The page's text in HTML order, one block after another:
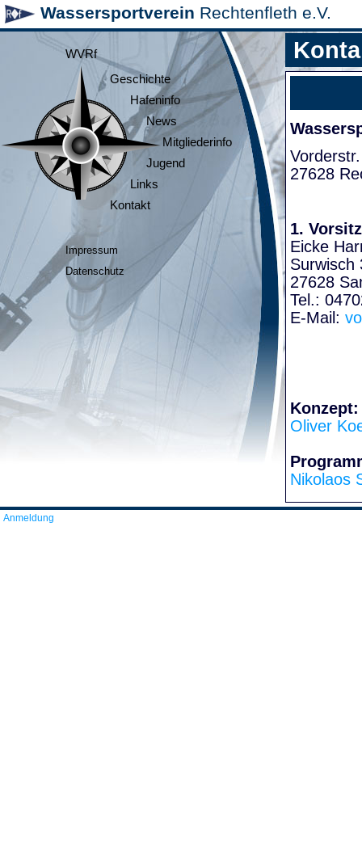
Wassersportverein Rechtenfleth e.V.
WVRf
Geschichte
Hafeninfo
News
Mitgliederinfo
Jugend
Links
Kontakt
Impressum
Datenschutz
27628
1.
Eicke
Surwisch
27628
Tel.:
E-Mail:
Konzept:
Oliver
Nikolaos
Anmeldung